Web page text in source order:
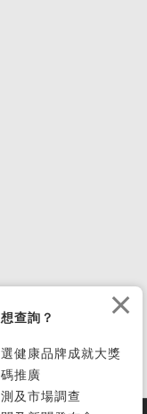
查詢？
健康品牌成就大獎
推廣
及市場調查
×